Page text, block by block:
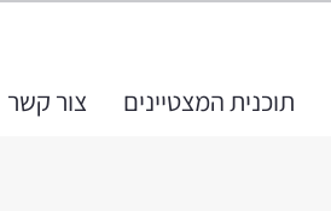
תוכנית המצטיינים צור קשר